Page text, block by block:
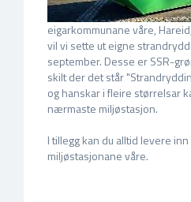
eigarkommunane våre,
vil vi sette ut eigne
september. Desse er SSR-
skilt der det står
og hanskar i fleire størrelsar
nærmaste miljøstasjon.
I tillegg kan du alltid levere
miljøstasjonane våre.